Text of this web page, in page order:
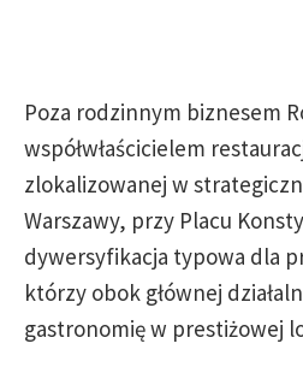
Poza rodzinnym biznesem
współwłaścicielem
zlokalizowanej w
Warszawy, przy Placu
dywersyfikacja typowa dla
którzy obok głównej
gastronomię w prestiżowej